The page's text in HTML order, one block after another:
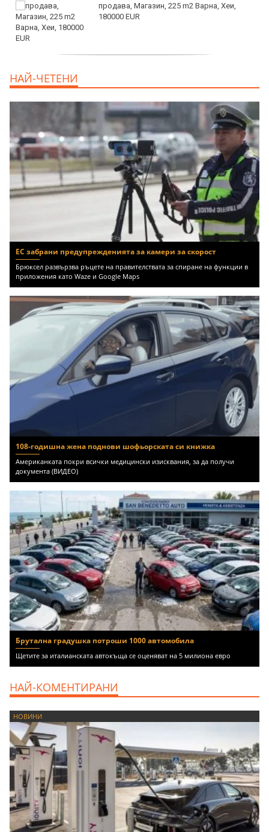
продава, Магазин, 225 m2 Варна, Хеи,
180000 EUR
НАЙ-ЧЕТЕНИ
ЕС забрани предупрежденията за камери за скорост
Брюксел развързва ръцете на правителствата за спиране на функции в
приложения като Waze и Google Maps
108-годишна жена поднови шофьорската си книжка
Американката покри всички медицински изисквания, за да получи
документа (ВИДЕО)
Брутална градушка потроши 1000 автомобила
Щетите за италианската автокъща се оценяват на 5 милиона евро
НАЙ-КОМЕНТИРАНИ
НОВИНИ